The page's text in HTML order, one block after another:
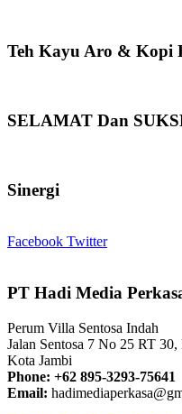
Teh Kayu Aro & Kopi
SELAMAT Dan
Sinergi
Facebook Twitter
PT Hadi Media
Perum Villa Sentosa Indah
Jalan Sentosa 7 No 25 RT
Kota Jambi
Phone: +62 895-3293-75641
Email: